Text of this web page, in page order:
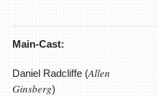
Main-Cast:
Daniel Radcliffe (Allen
Ginsberg)